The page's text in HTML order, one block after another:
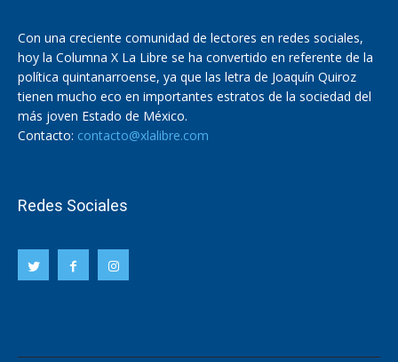
Con una creciente comunidad de lectores en redes sociales,
hoy la Columna X La Libre se ha convertido en referente de la
política quintanarroense, ya que las letra de Joaquín Quiroz
tienen mucho eco en importantes estratos de la sociedad del
más joven Estado de México.
Contacto: contacto@xlalibre.com
Redes Sociales